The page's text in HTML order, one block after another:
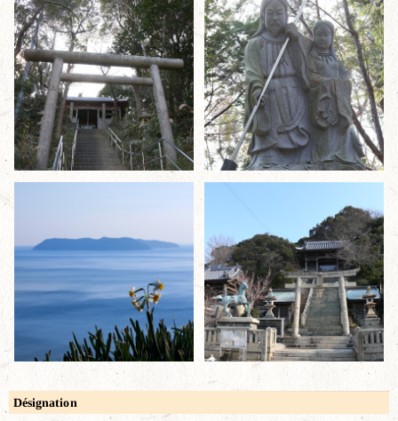
Désignation